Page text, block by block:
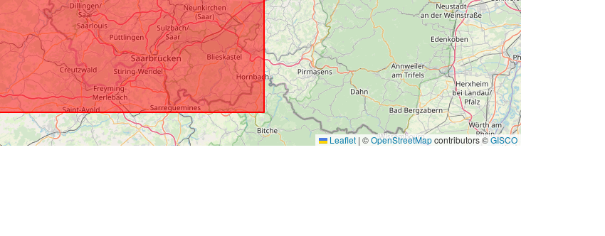
Leaflet | ©OpenStreetMapcontributors ©GISCO